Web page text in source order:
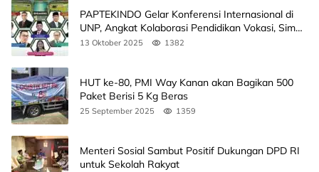
PAPTEKINDO Gelar Konferensi Internasional di
UNP, Angkat Kolaborasi Pendidikan Vokasi, Simak
Agendanya
13 Oktober 2025 1382
HUT ke-80, PMI Way Kanan akan Bagikan 500
Paket Berisi 5 Kg Beras
25 September 2025 1359
Menteri Sosial Sambut Positif Dukungan DPD RI
untuk Sekolah Rakyat